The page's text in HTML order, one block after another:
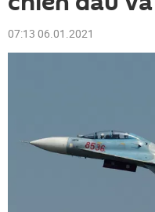
07:13 06.01.2021